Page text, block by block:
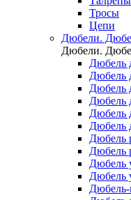
Тросы
Цепи
Дюбели.
Дюбели.
Дюбель
Дюбель
Дюбель
Дюбель
Дюбель
Дюбель
Дюбель
Дюбель
Дюбель
Дюбель
Дюбель-